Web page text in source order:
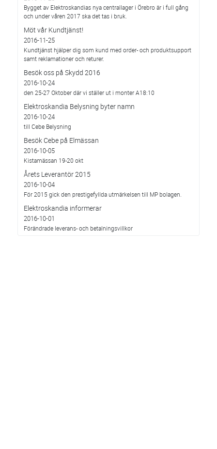
Bygget av Elektroskandias nya centrallager i Örebro är i full gång
och under våren 2017 ska det tas i bruk.
Möt vår Kundtjänst!
2016-11-25
Kundtjänst hjälper dig som kund med order- och produktsupport
samt reklamationer och returer.
Besök oss på Skydd 2016
2016-10-24
den 25-27 Oktober där vi ställer ut i monter A18:10
Elektroskandia Belysning byter namn
2016-10-24
till Cebe Belysning
Besök Cebe på Elmässan
2016-10-05
Kistamässan 19-20 okt
Årets Leverantör 2015
2016-10-04
För 2015 gick den prestigefyllda utmärkelsen till MP bolagen.
Elektroskandia informerar
2016-10-01
Förändrade leverans- och betalningsvillkor